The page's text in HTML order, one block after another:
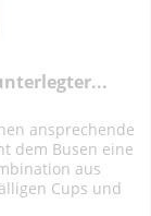
ansprechende
dem Busen eine
aus
Cups und